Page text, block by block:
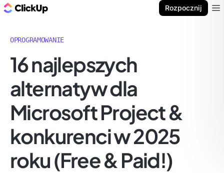
Rozpocznij
OPROGRAMOWANIE
16 najlepszych
alternatyw dla
Microsoft Project &
konkurenci w 2025
roku (Free & Paid!)